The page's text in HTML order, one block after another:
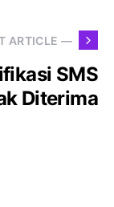
ARTICLE —
SMS
Diterima